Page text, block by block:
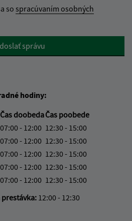
so spracúvaním osobných
správu
hodiny:
Čas doobedaČas poobede
07:00 - 12:00 12:30 - 15:00
07:00 - 12:00 12:30 - 15:00
07:00 - 12:00 12:30 - 15:00
07:00 - 12:00 12:30 - 15:00
07:00 - 12:00 12:30 - 15:00
12:00 - 12:30